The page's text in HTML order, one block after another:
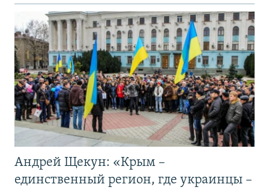
Андрей Щекун: «Крым –
единственный регион, где украинцы –